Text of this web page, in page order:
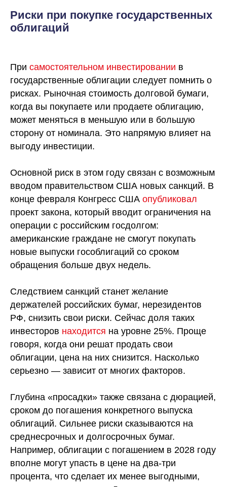
Риски при покупке государственных
облигаций
При самостоятельном инвестировании в
государственные облигации следует помнить о
рисках. Рыночная стоимость долговой бумаги,
когда вы покупаете или продаете облигацию,
может меняться в меньшую или в большую
сторону от номинала. Это напрямую влияет на
выгоду инвестиции.
Основной риск в этом году связан с возможным
вводом правительством США новых санкций. В
конце февраля Конгресс США опубликовал
проект закона, который вводит ограничения на
операции с российским госдолгом:
американские граждане не смогут покупать
новые выпуски гособлигаций со сроком
обращения больше двух недель.
Следствием санкций станет желание
держателей российских бумаг, нерезидентов
РФ, снизить свои риски. Сейчас доля таких
инвесторов находится на уровне 25%. Проще
говоря, когда они решат продать свои
облигации, цена на них снизится. Насколько
серьезно — зависит от многих факторов.
Глубина «просадки» также связана с дюрацией,
сроком до погашения конкретного выпуска
облигаций. Сильнее риски сказываются на
среднесрочных и долгосрочных бумаг.
Например, облигации с погашением в 2028 году
вполне могут упасть в цене на два-три
процента, что сделает их менее выгодными,